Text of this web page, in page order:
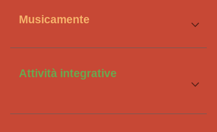
Musicamente
Attività integrative